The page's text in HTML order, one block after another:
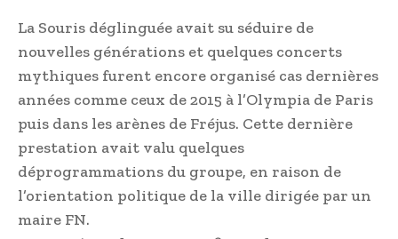
La Souris déglinguée avait su séduire de
nouvelles générations et quelques concerts
mythiques furent encore organisé cas dernières
années comme ceux de 2015 à l’Olympia de Paris
puis dans les arènes de Fréjus. Cette dernière
prestation avait valu quelques
déprogrammations du groupe, en raison de
l’orientation politique de la ville dirigée par un
maire FN.